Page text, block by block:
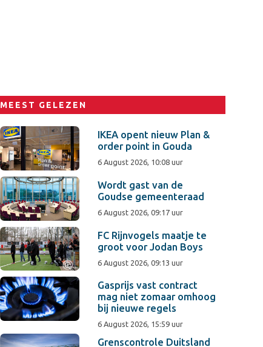
MEEST GELEZEN
IKEA opent nieuw Plan &
order point in Gouda
6 August 2026, 10:08 uur
Wordt gast van de
Goudse gemeenteraad
6 August 2026, 09:17 uur
FC Rijnvogels maatje te
groot voor Jodan Boys
6 August 2026, 09:13 uur
Gasprijs vast contract
mag niet zomaar omhoog
bij nieuwe regels
6 August 2026, 15:59 uur
Grenscontrole Duitsland